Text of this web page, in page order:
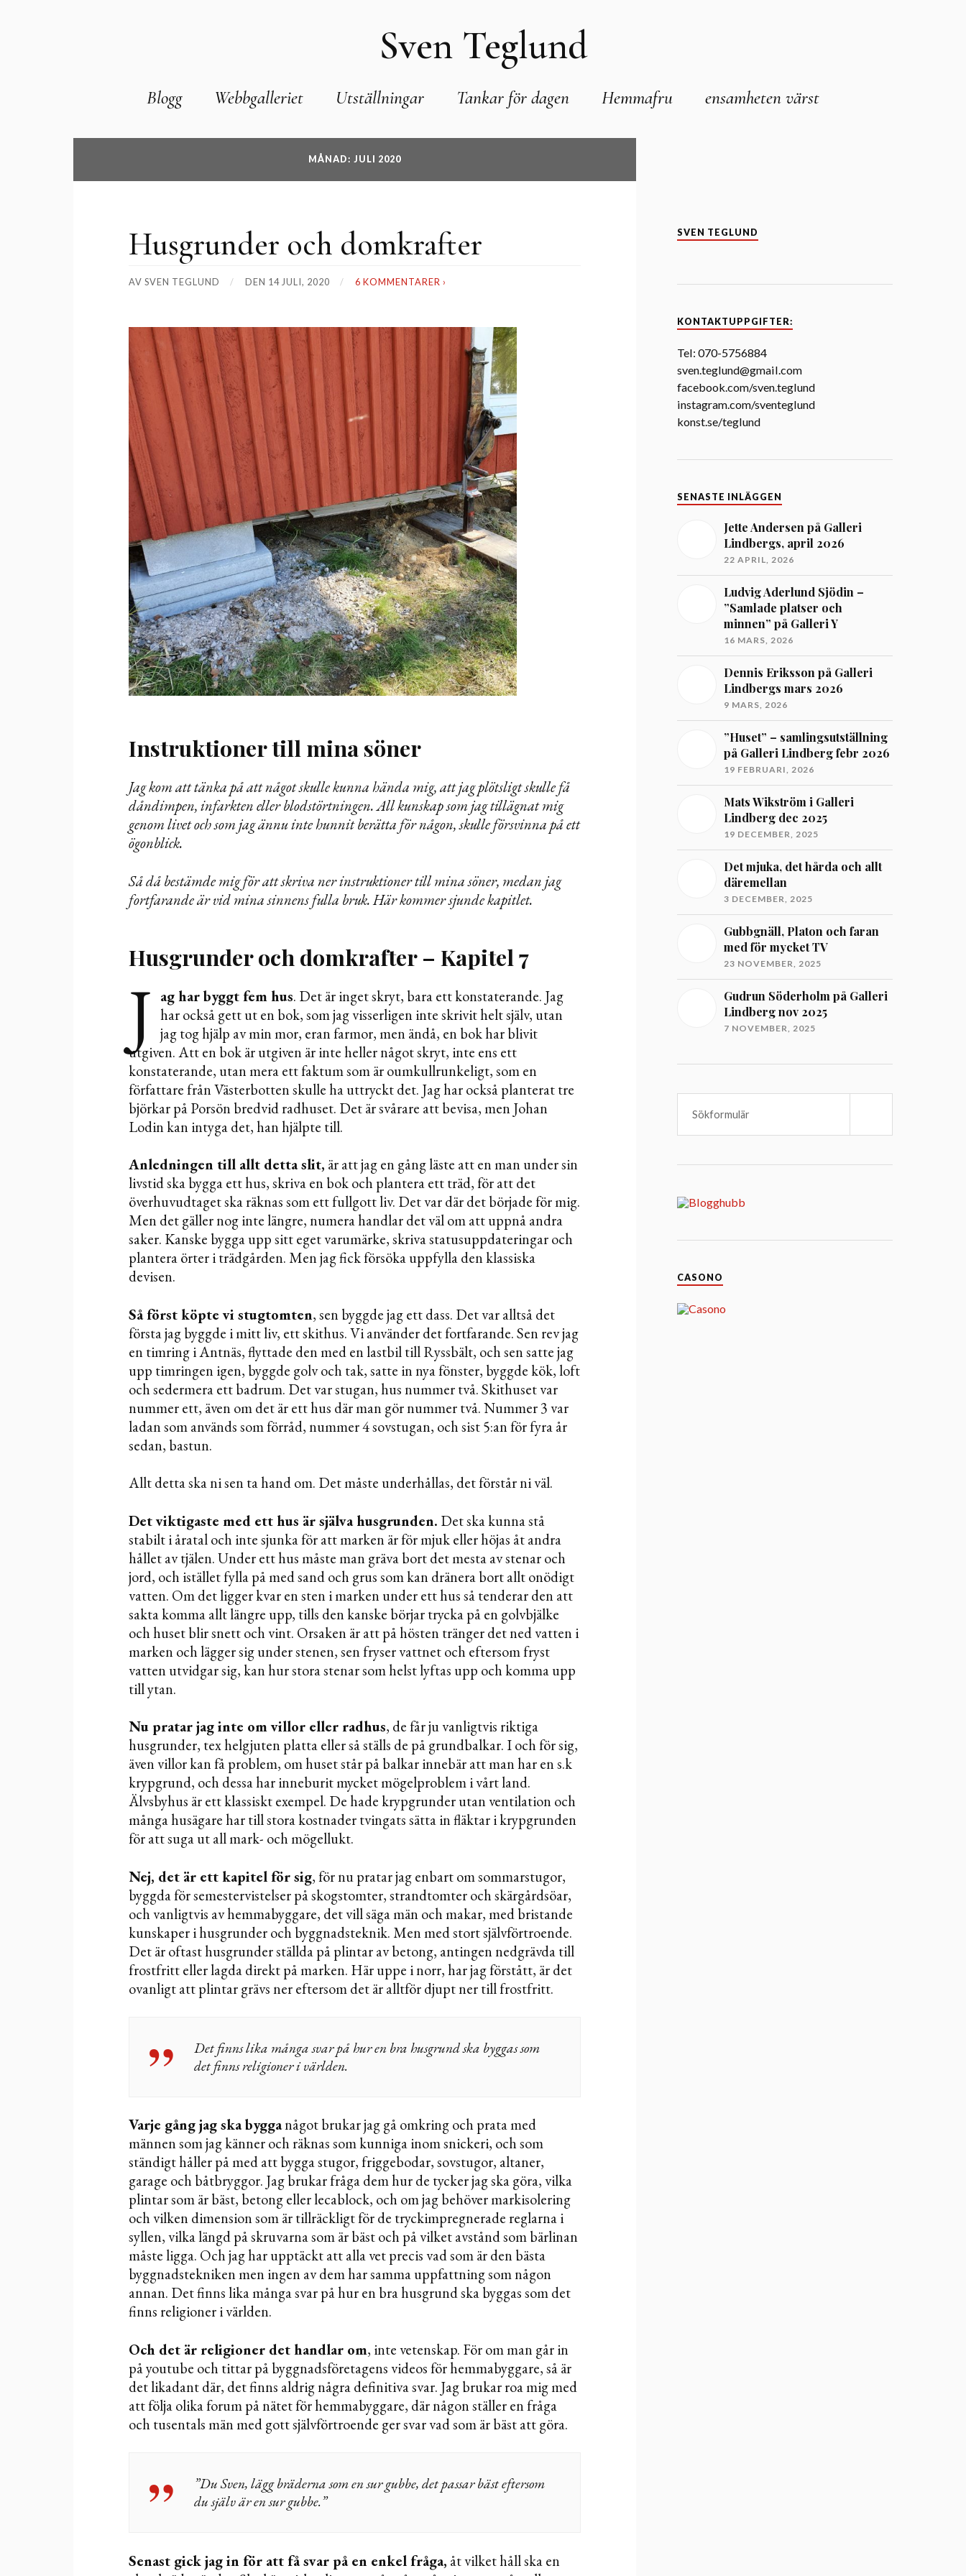
Sven Teglund
Blogg Webbgalleriet Utställningar Tankar för dagen Hemmafru ensamheten värst
MÅNAD: JULI 2020
Husgrunder och domkrafter
AVSVEN TEGLUND DEN 14 JULI, 2020 6 KOMMENTARER ›
Instruktioner till mina söner
Jag kom att tänka på att något skulle kunna hända mig, att jag plötsligt skulle få
dåndimpen, infarkten eller blodstörtningen. All kunskap som jag tillägnat mig
genom livet och som jag ännu inte hunnit berätta för någon, skulle försvinna på ett
ögonblick.
Så då bestämde mig för att skriva ner instruktioner till mina söner, medan jag
fortfarande är vid mina sinnens fulla bruk. Här kommer sjunde kapitlet.
Husgrunder och domkrafter – Kapitel 7
J ag har byggt fem hus. Det är inget skryt, bara ett konstaterande. Jag
har också gett ut en bok, som jag visserligen inte skrivit helt själv, utan
jag tog hjälp av min mor, eran farmor, men ändå, en bok har blivit
utgiven. Att en bok är utgiven är inte heller något skryt, inte ens ett
konstaterande, utan mera ett faktum som är oumkullrunkeligt, som en
författare från Västerbotten skulle ha uttryckt det. Jag har också planterat tre
björkar på Porsön bredvid radhuset. Det är svårare att bevisa, men Johan
Lodin kan intyga det, han hjälpte till.
Anledningen till allt detta slit, är att jag en gång läste att en man under sin
livstid ska bygga ett hus, skriva en bok och plantera ett träd, för att det
överhuvudtaget ska räknas som ett fullgott liv. Det var där det började för mig.
Men det gäller nog inte längre, numera handlar det väl om att uppnå andra
saker. Kanske bygga upp sitt eget varumärke, skriva statusuppdateringar och
plantera örter i trädgården. Men jag fick försöka uppfylla den klassiska
devisen.
Så först köpte vi stugtomten, sen byggde jag ett dass. Det var alltså det
första jag byggde i mitt liv, ett skithus. Vi använder det fortfarande. Sen rev jag
en timring i Antnäs, flyttade den med en lastbil till Ryssbält, och sen satte jag
upp timringen igen, byggde golv och tak, satte in nya fönster, byggde kök, loft
och sedermera ett badrum. Det var stugan, hus nummer två. Skithuset var
nummer ett, även om det är ett hus där man gör nummer två. Nummer 3 var
ladan som används som förråd, nummer 4 sovstugan, och sist 5:an för fyra år
sedan, bastun.
Allt detta ska ni sen ta hand om. Det måste underhållas, det förstår ni väl.
Det viktigaste med ett hus är själva husgrunden. Det ska kunna stå
stabilt i åratal och inte sjunka för att marken är för mjuk eller höjas åt andra
hållet av tjälen. Under ett hus måste man gräva bort det mesta av stenar och
jord, och istället fylla på med sand och grus som kan dränera bort allt onödigt
vatten. Om det ligger kvar en sten i marken under ett hus så tenderar den att
sakta komma allt längre upp, tills den kanske börjar trycka på en golvbjälke
och huset blir snett och vint. Orsaken är att på hösten tränger det ned vatten i
marken och lägger sig under stenen, sen fryser vattnet och eftersom fryst
vatten utvidgar sig, kan hur stora stenar som helst lyftas upp och komma upp
till ytan.
Nu pratar jag inte om villor eller radhus, de får ju vanligtvis riktiga
husgrunder, tex helgjuten platta eller så ställs de på grundbalkar. I och för sig,
även villor kan få problem, om huset står på balkar innebär att man har en s.k
krypgrund, och dessa har inneburit mycket mögelproblem i vårt land.
Älvsbyhus är ett klassiskt exempel. De hade krypgrunder utan ventilation och
många husägare har till stora kostnader tvingats sätta in fläktar i krypgrunden
för att suga ut all mark- och mögellukt.
Nej, det är ett kapitel för sig, för nu pratar jag enbart om sommarstugor,
byggda för semestervistelser på skogstomter, strandtomter och skärgårdsöar,
och vanligtvis av hemmabyggare, det vill säga män och makar, med bristande
kunskaper i husgrunder och byggnadsteknik. Men med stort självförtroende.
Det är oftast husgrunder ställda på plintar av betong, antingen nedgrävda till
frostfritt eller lagda direkt på marken. Här uppe i norr, har jag förstått, är det
ovanligt att plintar grävs ner eftersom det är alltför djupt ner till frostfritt.
Det finns lika många svar på hur en bra husgrund ska byggas som
det finns religioner i världen.
Varje gång jag ska bygganågot brukar jag gå omkring och prata med
männen som jag känner och räknas som kunniga inom snickeri, och som
ständigt håller på med att bygga stugor, friggebodar, sovstugor, altaner,
garage och båtbryggor. Jag brukar fråga dem hur de tycker jag ska göra, vilka
plintar som är bäst, betong eller lecablock, och om jag behöver markisolering
och vilken dimension som är tillräckligt för de tryckimpregnerade reglarna i
syllen, vilka längd på skruvarna som är bäst och på vilket avstånd som bärlinan
måste ligga. Och jag har upptäckt att alla vet precis vad som är den bästa
byggnadstekniken men ingen av dem har samma uppfattning som någon
annan. Det finns lika många svar på hur en bra husgrund ska byggas som det
finns religioner i världen.
Och det är religioner det handlar om, inte vetenskap. För om man går in
på youtube och tittar på byggnadsföretagens videos för hemmabyggare, så är
det likadant där, det finns aldrig några definitiva svar. Jag brukar roa mig med
att följa olika forum på nätet för hemmabyggare, där någon ställer en fråga
och tusentals män med gott självförtroende ger svar vad som är bäst att göra.
”Du Sven, lägg bräderna som en sur gubbe, det passar bäst eftersom
du själv är en sur gubbe.”
Senast gick jag in för att få svar på en enkel fråga, åt vilket håll ska en
SVEN TEGLUND
KONTAKTUPPGIFTER:
Tel: 070-5756884
sven.teglund@gmail.com
facebook.com/sven.teglund
instagram.com/sventeglund
konst.se/teglund
SENASTE INLÄGGEN
Jette Andersen på Galleri
Lindbergs, april 2026
22 APRIL, 2026
Ludvig Aderlund Sjödin –
”Samlade platser och
minnen” på Galleri Y
16 MARS, 2026
Dennis Eriksson på Galleri
Lindbergs mars 2026
9 MARS, 2026
”Huset” – samlingsutställning
på Galleri Lindberg febr 2026
19 FEBRUARI, 2026
Mats Wikström i Galleri
Lindberg dec 2025
19 DECEMBER, 2025
Det mjuka, det hårda och allt
däremellan
3 DECEMBER, 2025
Gubbgnäll, Platon och faran
med för mycket TV
23 NOVEMBER, 2025
Gudrun Söderholm på Galleri
Lindberg nov 2025
7 NOVEMBER, 2025
CASONO